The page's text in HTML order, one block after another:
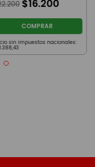
.200 $16.200
COMPRAR
sin impuestos nacionales:
.388,43